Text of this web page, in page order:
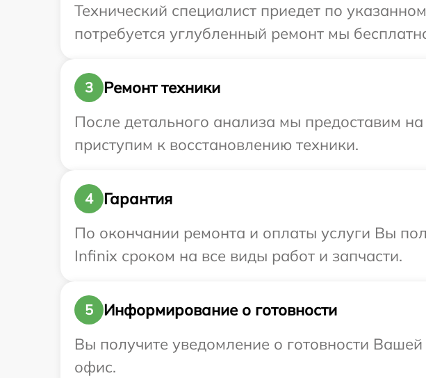
Технический специалист приедет по
потребуется углубленный ремонт мы
3
Ремонт техники
После детального анализа мы предоставим
приступим к восстановлению техники.
4
Гарантия
По окончании ремонта и оплаты услуги Вы
Infinix сроком на все виды работ и запчасти.
5
Информирование о готовности
Вы получите уведомление о готовности
офис.